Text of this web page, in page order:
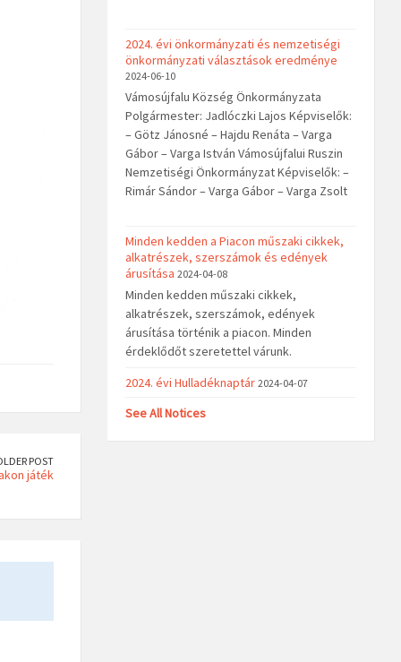
POST
játék
2024. évi önkormányzati és nemzetiségi
önkormányzati választások eredménye
2024-06-10
Vámosújfalu Község Önkormányzata
Polgármester: Jadlóczki Lajos Képviselők:
– Götz Jánosné – Hajdu Renáta – Varga
Gábor – Varga István Vámosújfalui Ruszin
Nemzetiségi Önkormányzat Képviselők: –
Rimár Sándor – Varga Gábor – Varga Zsolt
Minden kedden a Piacon műszaki cikkek,
alkatrészek, szerszámok és edények
árusítása 2024-04-08
Minden kedden műszaki cikkek,
alkatrészek, szerszámok, edények
árusítása történik a piacon. Minden
érdeklődőt szeretettel várunk.
2024. évi Hulladéknaptár 2024-04-07
See All Notices